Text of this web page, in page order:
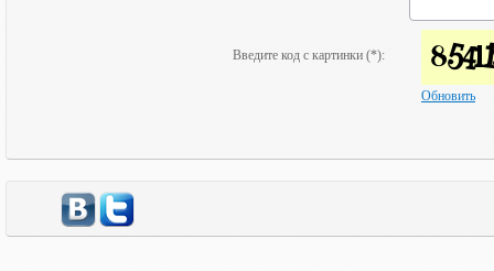
Введите код с картинки (*):
Обновить